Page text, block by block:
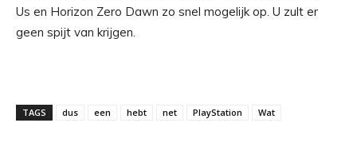
Us en Horizon Zero Dawn zo snel mogelijk op. U zult er
geen spijt van krijgen.
TAGS dus een hebt net PlayStation Wat